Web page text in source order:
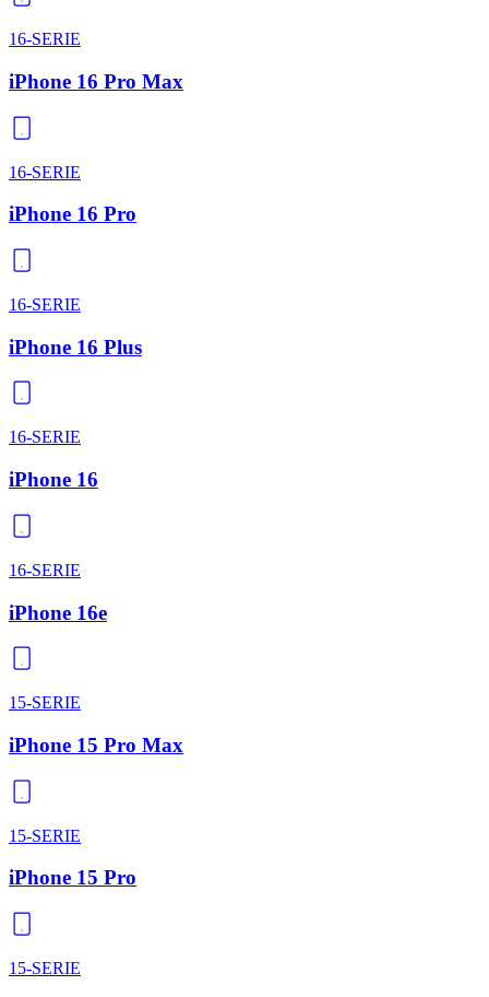
16-SERIE
iPhone 16 Pro Max
16-SERIE
iPhone 16 Pro
16-SERIE
iPhone 16 Plus
16-SERIE
iPhone 16
16-SERIE
iPhone 16e
15-SERIE
iPhone 15 Pro Max
15-SERIE
iPhone 15 Pro
15-SERIE